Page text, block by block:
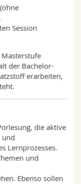
Session
der Bachelor-
erarbeiten,
die aktive
und
Lernprozesses.
und
Ebenso sollen